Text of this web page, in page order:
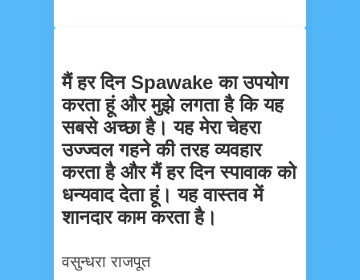
मैं हर दिन Spawake का उपयोग
करता हूं और मुझे लगता है कि यह
सबसे अच्छा है। यह मेरा चेहरा
उज्ज्वल गहने की तरह व्यवहार
करता है और मैं हर दिन स्पावाक को
धन्यवाद देता हूं। यह वास्तव में
शानदार काम करता है।
वसुन्धरा राजपूत